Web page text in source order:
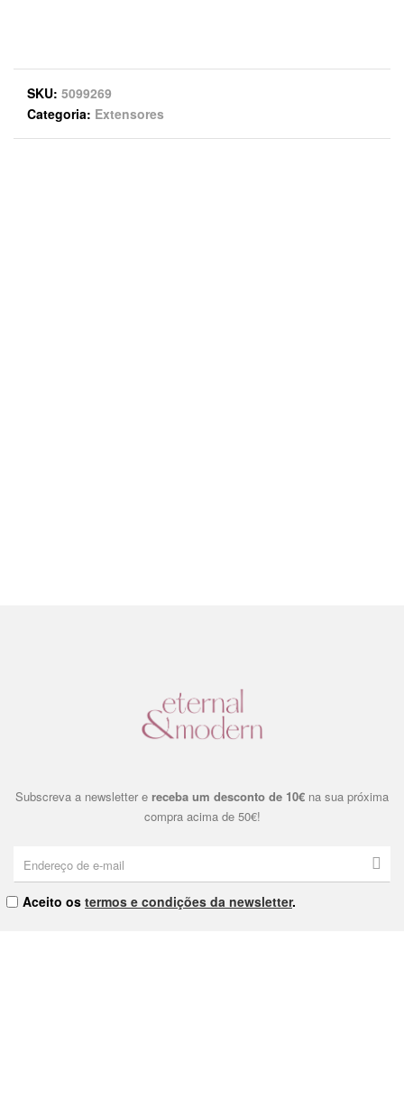
SKU 5099269
Categoria Extensores
Subscreva a newsletter e receba um desconto de 10€ na sua próxima
compra acima de 50€!
Aceito os termos e condições da newsletter.